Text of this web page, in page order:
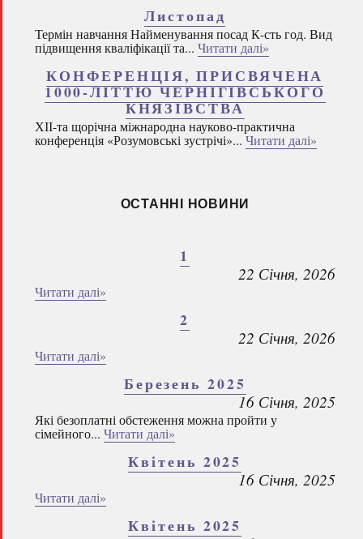
Листопад
Термін навчання Найменування посад К-сть год. Вид
підвищення кваліфікації та... Читати далі»
КОНФЕРЕНЦІЯ, ПРИСВЯЧЕНА
1000-ЛІТТЮ ЧЕРНІГІВСЬКОГО
КНЯЗІВСТВА
ХІІ-та щорічна міжнародна науково-практична
конференція «Розумовські зустрічі»...Читати далі»
ОСТАННІ НОВИНИ
1
22 Січня, 2026
Читати далі»
2
22 Січня, 2026
Читати далі»
Березень 2025
16 Січня, 2025
Які безоплатні обстеження можна пройти у
сімейного... Читати далі»
Квітень 2025
16 Січня, 2025
Читати далі»
Квітень 2025